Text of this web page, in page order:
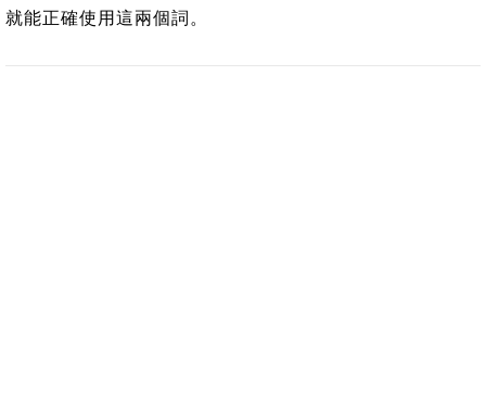
就能正確使用這兩個詞。